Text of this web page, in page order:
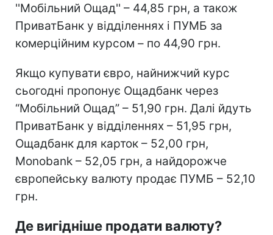
''Мобільний Ощад'' – 44,85 грн, а також
ПриватБанк у відділеннях і ПУМБ за
комерційним курсом – по 44,90 грн.
Якщо купувати євро, найнижчий курс
сьогодні пропонує Ощадбанк через
“Мобільний Ощад” – 51,90 грн. Далі йдуть
ПриватБанк у відділеннях – 51,95 грн,
Ощадбанк для карток – 52,00 грн,
Monobank – 52,05 грн, а найдорожче
європейську валюту продає ПУМБ – 52,10
грн.
Де вигідніше продати валюту?